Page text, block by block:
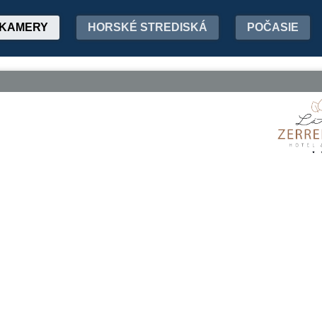
KAMERY HORSKÉ STREDISKÁ POČASIE